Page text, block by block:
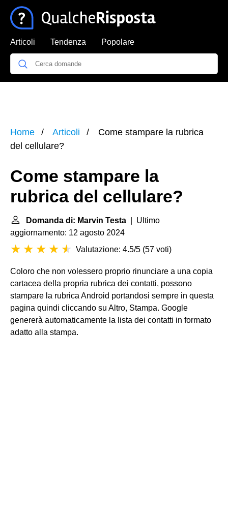
Articoli Tendenza Popolare
Home Articoli
Come stampare la rubrica
del cellulare?
Come stampare la
rubrica del cellulare?
Domanda di: Marvin Testa | Ultimo
aggiornamento: 12 agosto 2024
Valutazione: 4.5/5 (57 voti)
Coloro che non volessero proprio rinunciare a una copia
cartacea della propria rubrica dei contatti, possono
stampare la rubrica Android portandosi sempre in questa
pagina quindi cliccando su Altro, Stampa. Google
genererà automaticamente la lista dei contatti in formato
adatto alla stampa.